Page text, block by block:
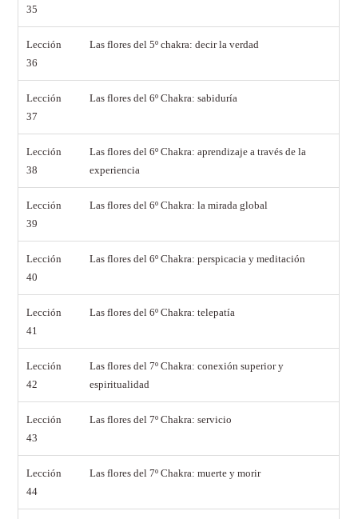
35
Lección
36
Las flores del 5º chakra: decir la verdad
Lección
37
Las flores del 6º Chakra: sabiduría
Lección
38
Las flores del 6º Chakra: aprendizaje a través de la
experiencia
Lección
39
Las flores del 6º Chakra: la mirada global
Lección
40
Las flores del 6º Chakra: perspicacia y meditación
Lección
41
Las flores del 6º Chakra: telepatía
Lección
42
Las flores del 7º Chakra: conexión superior y
espiritualidad
Lección
43
Las flores del 7º Chakra: servicio
Lección
44
Las flores del 7º Chakra: muerte y morir